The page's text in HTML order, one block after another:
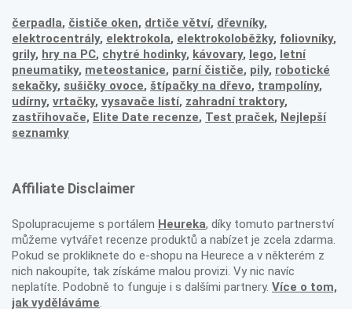
čerpadla, čističe oken, drtiče větví, dřevníky,
elektrocentrály, elektrokola, elektrokoloběžky, foliovníky,
grily, hry na PC, chytré hodinky, kávovary, lego, letní
pneumatiky, meteostanice, parní čističe, pily, robotické
sekačky, sušičky ovoce, štípačky na dřevo, trampolíny,
udírny, vrtačky, vysavače listí, zahradní traktory,
zastřihovače, Elite Date recenze, Test praček, Nejlepší
seznamky
Affiliate Disclaimer
Spolupracujeme s portálem Heureka, díky tomuto partnerství
můžeme vytvářet recenze produktů a nabízet je zcela zdarma.
Pokud se prokliknete do e-shopu na Heurece a v některém z
nich nakoupíte, tak získáme malou provizi. Vy nic navíc
neplatíte. Podobně to funguje i s dalšími partnery. Více o tom,
jak vyděláváme.